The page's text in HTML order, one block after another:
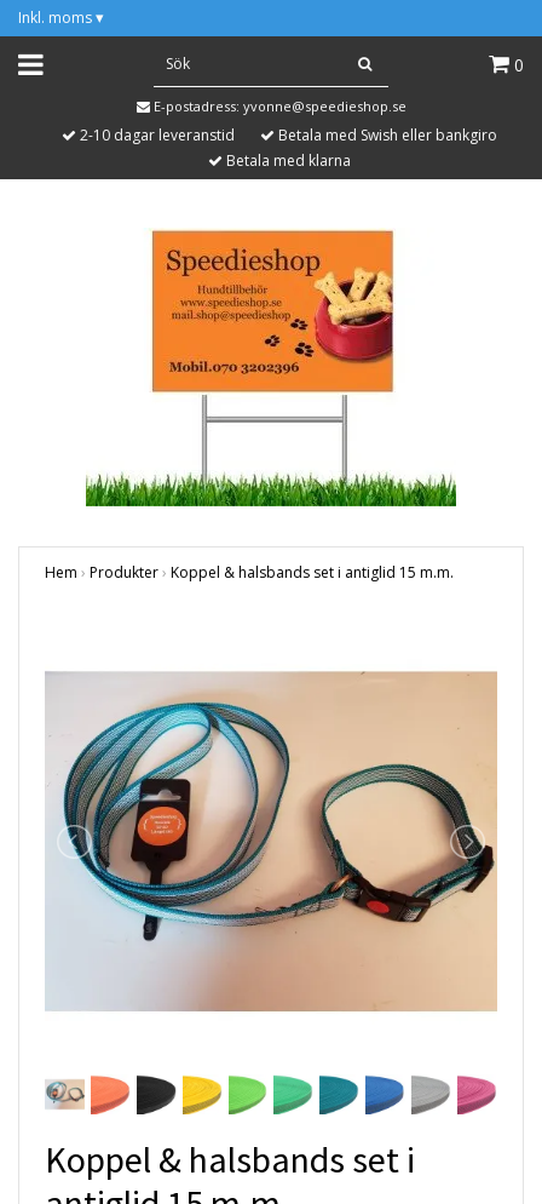
Inkl. moms ▾
0
E-postadress: yvonne@speedieshop.se
2-10 dagar leveranstid
Betala med Swish eller bankgiro
Betala med klarna
Hem › Produkter› Koppel & halsbands set i antiglid 15 m.m.
Koppel & halsbands set i